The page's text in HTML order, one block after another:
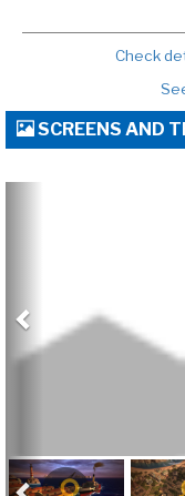
Check
SCREENS AND
Previous